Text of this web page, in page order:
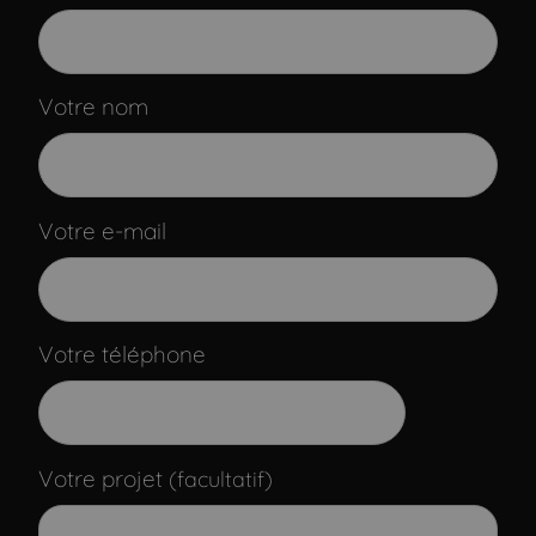
Votre nom
Votre e-mail
Votre téléphone
Votre projet (facultatif)